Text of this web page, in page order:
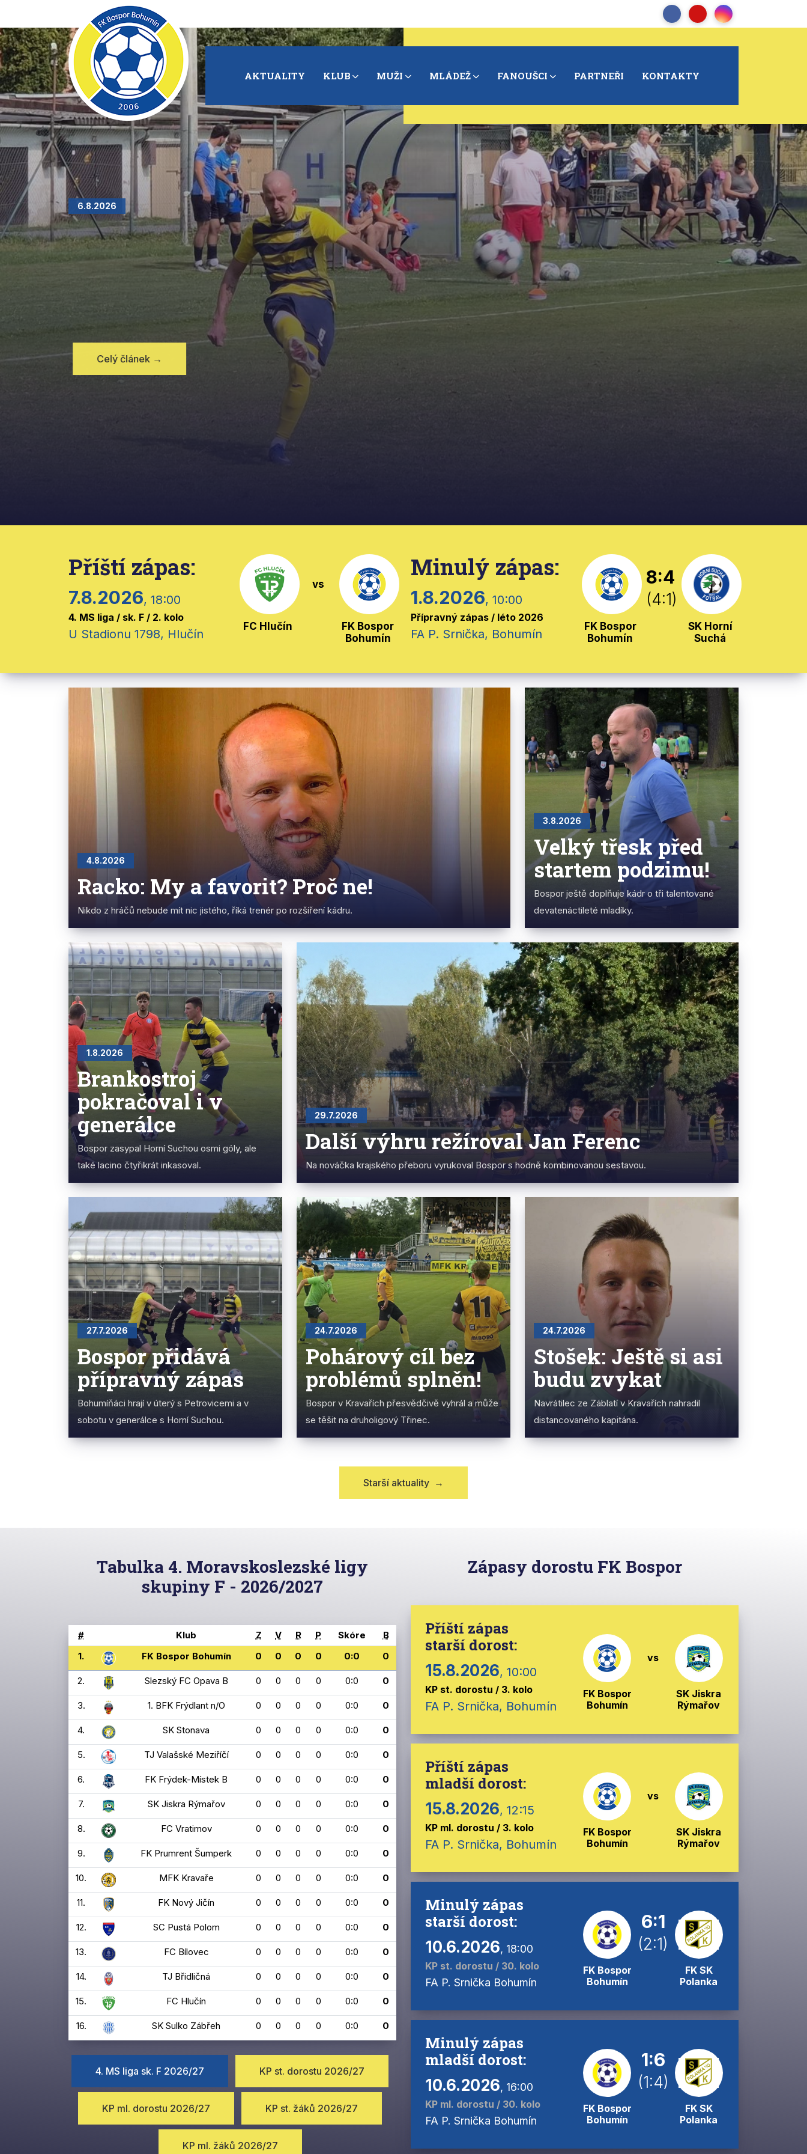
AKTUALITY KLUB MUŽI MLÁDEŽ FANOUŠCI PARTNEŘI KONTAKTY
6.8.2026
Příští zápas:
7.8.2026, 18:00
4. MS liga / sk. F / 2. kolo
U Stadionu 1798, Hlučín
FC Hlučín
vs
FK Bospor
Bohumín
Minulý zápas:
1.8.2026, 10:00
Přípravný zápas / léto 2026
FA P. Srnička, Bohumín
FK Bospor
Bohumín
8:4
(4:1)
SK Horní
Suchá
4.8.2026
Racko: My a favorit? Proč ne!
Nikdo z hráčů nebude mít nic jistého, říká trenér po rozšíření kádru.
3.8.2026
Velký třesk před
startem podzimu!
Bospor ještě doplňuje kádr o tři talentované
devatenáctileté mladíky.
1.8.2026
Brankostroj
pokračoval i v
generálce
Bospor zasypal Horní Suchou osmi góly, ale
také lacino čtyřikrát inkasoval.
29.7.2026
Další výhru režíroval Jan Ferenc
Na nováčka krajského přeboru vyrukoval Bospor s hodně kombinovanou sestavou.
27.7.2026
Bospor přidává
přípravný zápas
Bohumíňáci hrají v úterý s Petrovicemi a v
sobotu v generálce s Horní Suchou.
24.7.2026
Pohárový cíl bez
problémů splněn!
Bospor v Kravařích přesvědčivě vyhrál a může
se těšit na druholigový Třinec.
24.7.2026
Stošek: Ještě si asi
budu zvykat
Navrátilec ze Záblatí v Kravařích nahradil
distancovaného kapitána.
Starší aktuality →
Tabulka 4. Moravskoslezské ligy
skupiny F - 2026/2027
# Klub Z V R P Skóre
B
1.
FK Bospor Bohumín 0 0 0 0 0:0 0
2. Slezský FC Opava B 0 0 0 0 0:0 0
3. 1. BFK Frýdlant n/O 0 0 0 0 0:0 0
4. SK Stonava 0 0 0 0 0:0 0
5. TJ Valašské Meziříčí 0 0 0 0 0:0 0
6. FK Frýdek-Místek B 0 0 0 0 0:0 0
7. SK Jiskra Rýmařov 0 0 0 0 0:0 0
8. FC Vratimov 0 0 0 0 0:0 0
9. FK Prumrent Šumperk 0 0 0 0 0:0 0
10. MFK Kravaře 0 0 0 0 0:0 0
11. FK Nový Jičín 0 0 0 0 0:0 0
12. SC Pustá Polom 0 0 0 0 0:0 0
13. FC Bílovec 0 0 0 0 0:0 0
14. TJ Břidličná 0 0 0 0 0:0 0
15. FC Hlučín 0 0 0 0 0:0 0
16. SK Sulko Zábřeh 0 0 0 0 0:0 0
4. MS liga sk. F 2026/27 KP st. dorostu 2026/27
KP ml. dorostu 2026/27 KP st. žáků 2026/27
KP ml. žáků 2026/27
Zápasy dorostu FK Bospor
Příští zápas
starší dorost:
15.8.2026, 10:00
KP st. dorostu / 3. kolo
FA P. Srnička, Bohumín
FK Bospor
Bohumín
vs
SK Jiskra
Rýmařov
Příští zápas
mladší dorost:
15.8.2026, 12:15
KP ml. dorostu / 3. kolo
FA P. Srnička, Bohumín
FK Bospor
Bohumín
vs
SK Jiskra
Rýmařov
Minulý zápas
starší dorost:
10.6.2026, 18:00
KP st. dorostu / 30. kolo
FA P. Srnička Bohumín
FK Bospor
Bohumín
6:1
(2:1)
FK SK
Polanka
Minulý zápas
mladší dorost:
10.6.2026, 16:00
KP ml. dorostu / 30. kolo
FA P. Srnička Bohumín
FK Bospor
Bohumín
1:6
(1:4)
FK SK
Polanka